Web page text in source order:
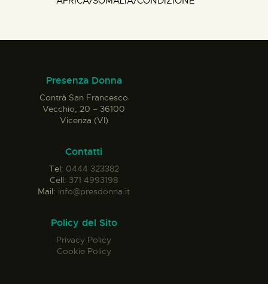
Presenza Donna
Contrà San Francesco
Vecchio, 20 – 36100
Vicenza (VI)
Contatti
Tel: 0444 323382
Cell: 371 4993198
Mail: info@presdonna.it
Policy del Sito
Privacy Policy
Cookie Policy